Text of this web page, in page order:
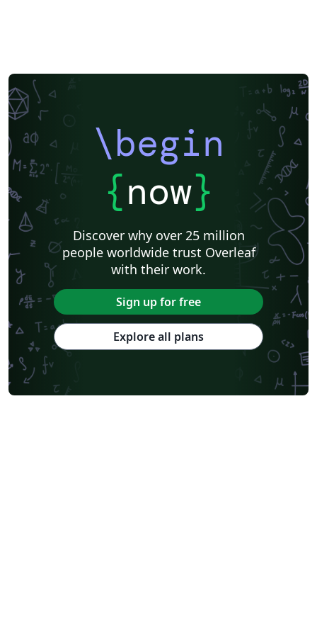
\begin
{now}
Discover why over 25 million
people worldwide trust Overleaf
with their work.
Sign up for free
Explore all plans